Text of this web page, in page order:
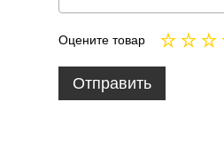
Оцените товар
Отправить